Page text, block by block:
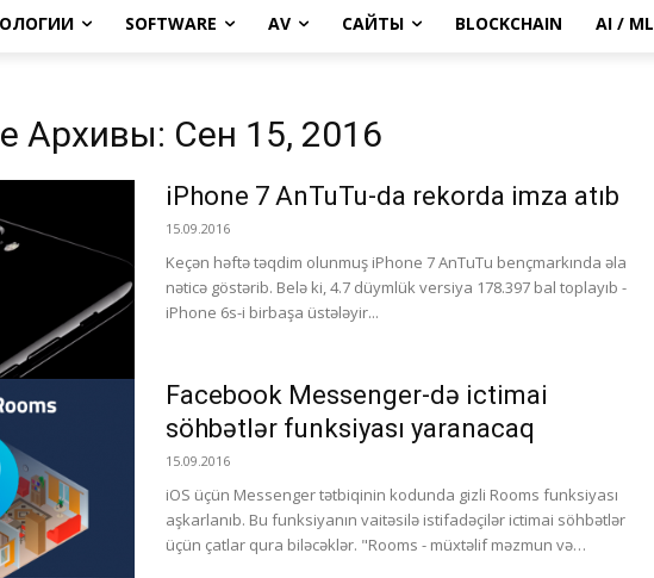
SOFTWARE AV САЙТЫ BLOCKCHAIN AI / ML
Архивы: Сен 15, 2016
iPhone 7 AnTuTu-da rekorda imza atıb
15.09.2016
Keçən həftə təqdim olunmuş iPhone 7 AnTuTu bençmarkında əla
nəticə göstərib. Belə ki, 4.7 düymlük versiya 178.397 bal toplayıb -
iPhone 6s-i birbaşa üstələyir...
Facebook Messenger-də ictimai
söhbətlər funksiyası yaranacaq
15.09.2016
iOS üçün Messenger tətbiqinin kodunda gizli Rooms funksiyası
aşkarlanıb. Bu funksiyanın vaitəsilə istifadəçilər ictimai söhbətlər
üçün çatlar qura biləcəklər. "Rooms - müxtəlif məzmun və